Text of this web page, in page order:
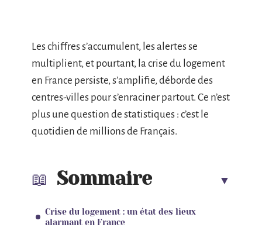
Les chiffres s’accumulent, les alertes se
multiplient, et pourtant, la crise du logement
en France persiste, s’amplifie, déborde des
centres-villes pour s’enraciner partout. Ce n’est
plus une question de statistiques : c’est le
quotidien de millions de Français.
Sommaire
Crise du logement : un état des lieux
alarmant en France